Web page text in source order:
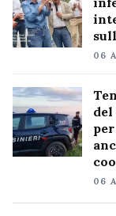
06
06